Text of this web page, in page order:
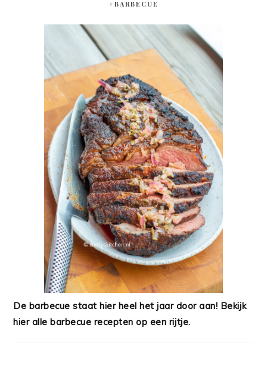
#BARBECUE
De barbecue staat hier heel het jaar door aan! Bekijk
hier alle barbecue recepten op een rijtje.